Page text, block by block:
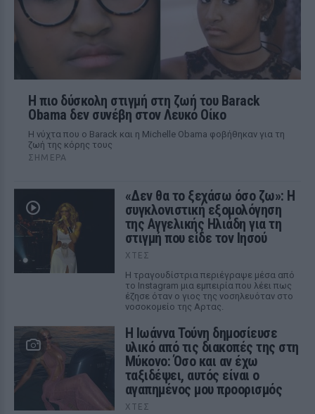
Η πιο δύσκολη στιγμή στη ζωή του Barack
Obama δεν συνέβη στον Λευκό Οίκο
Η νύχτα που ο Barack και η Michelle Obama φοβήθηκαν για τη
ζωή της κόρης τους
ΣΉΜΕΡΑ
«Δεν θα το ξεχάσω όσο ζω»: Η
συγκλονιστική εξομολόγηση
της Αγγελικής Ηλιάδη για τη
στιγμή που είδε τον Ιησού
ΧΤΕΣ
Η τραγουδίστρια περιέγραψε μέσα από
το Instagram μια εμπειρία που λέει πως
έζησε όταν ο γιος της νοσηλευόταν στο
νοσοκομείο της Αρτας.
Η Ιωάννα Τούνη δημοσίευσε
υλικό από τις διακοπές της στη
Μύκονο: Όσο και αν έχω
ταξιδέψει, αυτός είναι ο
αγαπημένος μου προορισμός
ΧΤΕΣ